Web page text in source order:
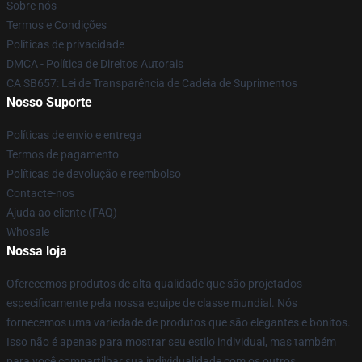
Sobre nós
Termos e Condições
Políticas de privacidade
DMCA - Política de Direitos Autorais
CA SB657: Lei de Transparência de Cadeia de Suprimentos
Nosso Suporte
Políticas de envio e entrega
Termos de pagamento
Políticas de devolução e reembolso
Contacte-nos
Ajuda ao cliente (FAQ)
Whosale
Nossa loja
Oferecemos produtos de alta qualidade que são projetados
especificamente pela nossa equipe de classe mundial. Nós
fornecemos uma variedade de produtos que são elegantes e bonitos.
Isso não é apenas para mostrar seu estilo individual, mas também